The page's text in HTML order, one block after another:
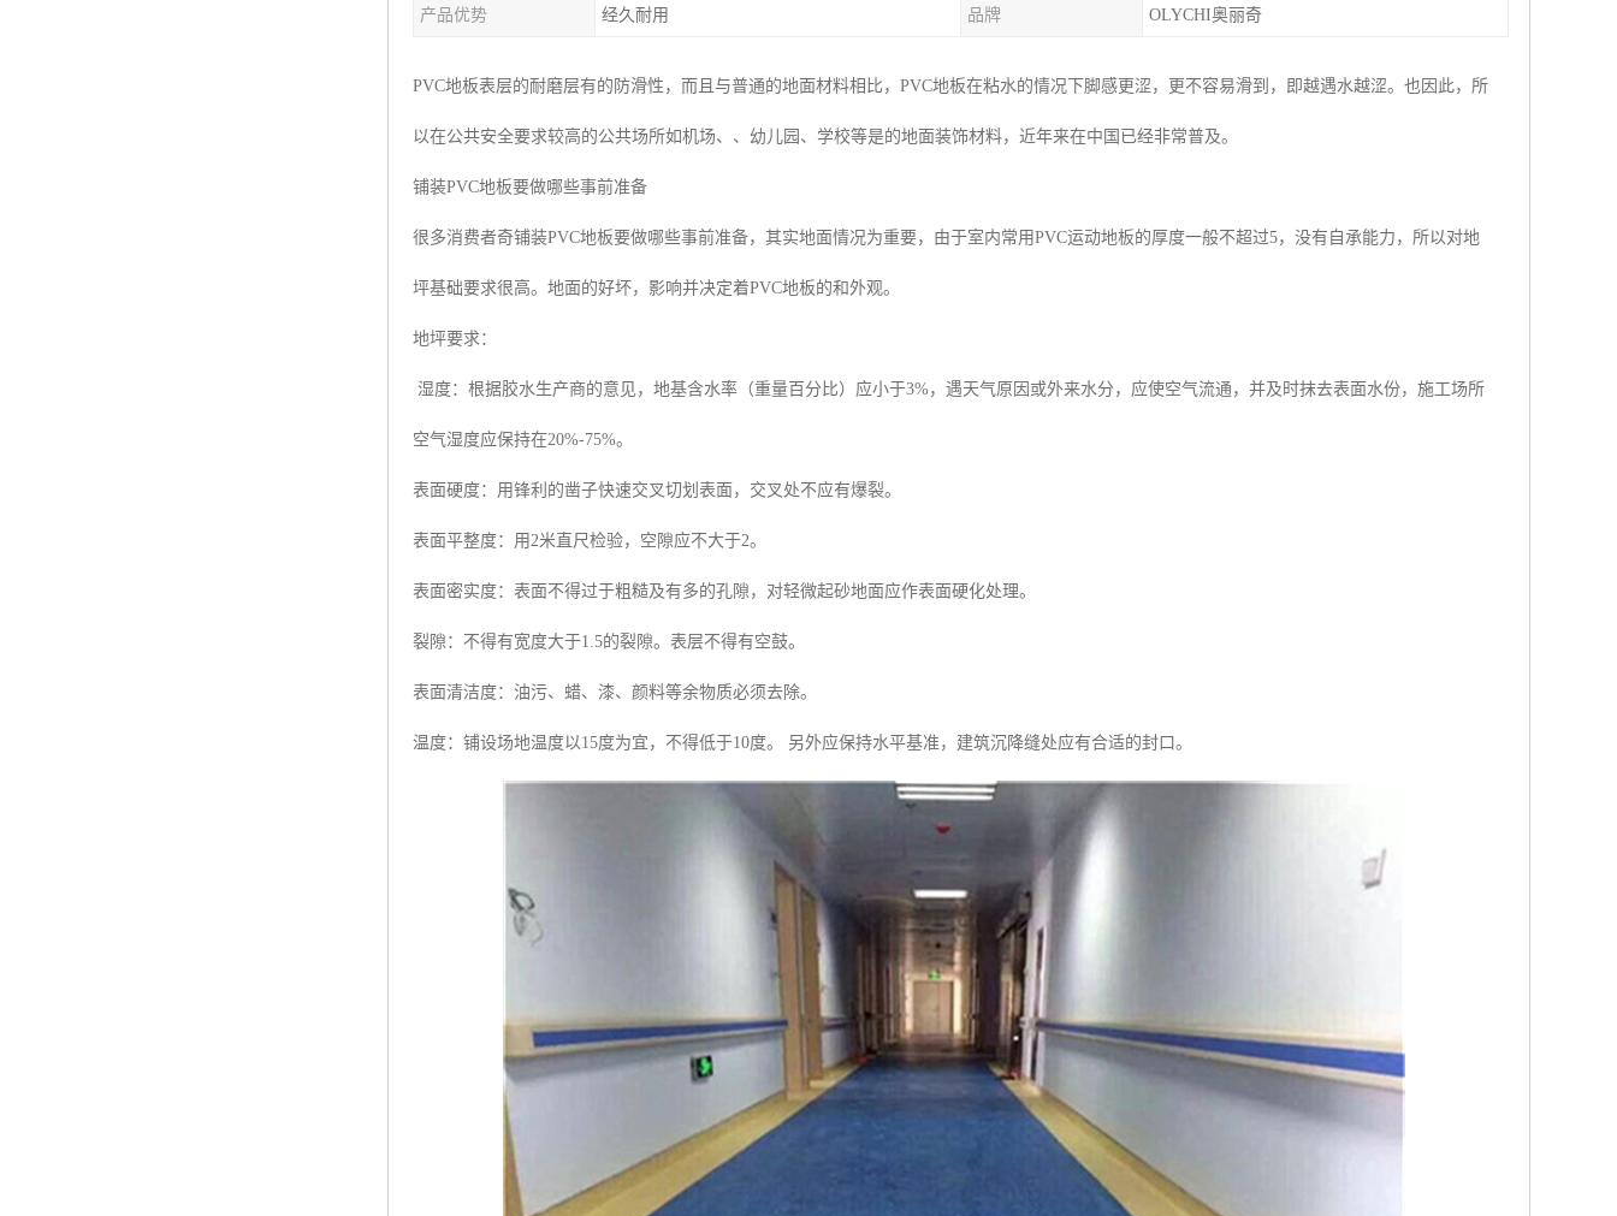
产品优势 经久耐用 品牌 OLYCHI奥丽奇
PVC地板表层的耐磨层有的防滑性，而且与普通的地面材料相比，PVC地板在粘水的情况下脚感更涩，更不容易滑到，即越遇水越涩。也因此，所
以在公共安全要求较高的公共场所如机场、、幼儿园、学校等是的地面装饰材料，近年来在中国已经非常普及。
铺装PVC地板要做哪些事前准备
很多消费者奇铺装PVC地板要做哪些事前准备，其实地面情况为重要，由于室内常用PVC运动地板的厚度一般不超过5，没有自承能力，所以对地
坪基础要求很高。地面的好坏，影响并决定着PVC地板的和外观。
地坪要求：
湿度：根据胶水生产商的意见，地基含水率（重量百分比）应小于3%，遇天气原因或外来水分，应使空气流通，并及时抹去表面水份，施工场所
空气湿度应保持在20%-75%。
表面硬度：用锋利的凿子快速交叉切划表面，交叉处不应有爆裂。
表面平整度：用2米直尺检验，空隙应不大于2。
表面密实度：表面不得过于粗糙及有多的孔隙，对轻微起砂地面应作表面硬化处理。
裂隙：不得有宽度大于1.5的裂隙。表层不得有空鼓。
表面清洁度：油污、蜡、漆、颜料等余物质必须去除。
温度：铺设场地温度以15度为宜，不得低于10度。 另外应保持水平基准，建筑沉降缝处应有合适的封口。